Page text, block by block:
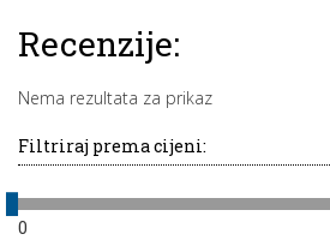
Recenzije:
Nema rezultata za prikaz
Filtriraj prema cijeni:
0